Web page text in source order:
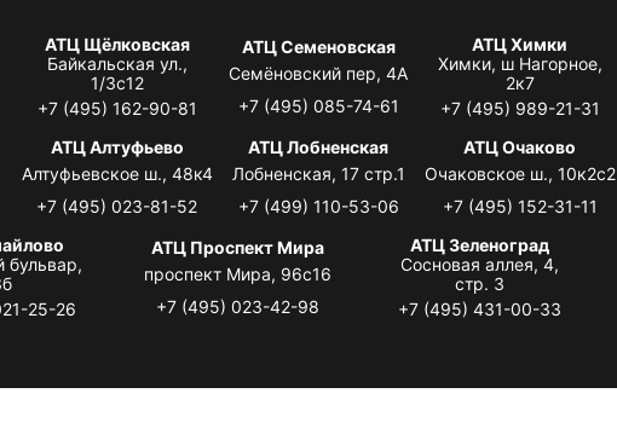
АТЦ Щёлковская
Байкальская ул.,
1/3с12
+7 (495) 162-90-81
АТЦ Семеновская
Семёновский пер, 4А
+7 (495) 085-74-61
АТЦ Химки
Химки, ш Нагорное,
2к7
+7 (495) 989-21-31
АТЦ Алтуфьево
Алтуфьевское ш., 48к4
+7 (495) 023-81-52
АТЦ Лобненская
Лобненская, 17 стр.1
+7 (499) 110-53-06
АТЦ Очаково
Очаковское ш., 10к2с2
+7 (495) 152-31-11
бульвар,
25-26
АТЦ Проспект Мира
проспект Мира, 96с16
+7 (495) 023-42-98
АТЦ Зеленоград
Сосновая аллея, 4,
стр. 3
+7 (495) 431-00-33